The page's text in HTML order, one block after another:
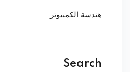
هندسة الكمبيوتر
Search